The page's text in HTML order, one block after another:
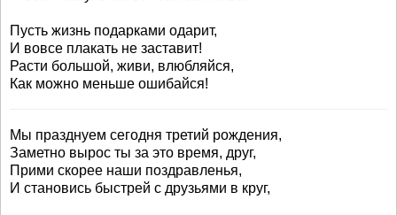
Пусть жизнь подарками одарит,
И вовсе плакать не заставит!
Расти большой, живи, влюбляйся,
Как можно меньше ошибайся!
Мы празднуем сегодня третий рождения,
Заметно вырос ты за это время, друг,
Прими скорее наши поздравленья,
И становись быстрей с друзьями в круг,